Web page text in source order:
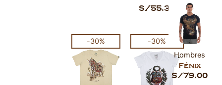
S/55.30
-30%
El
precio
original
era:
precio
actual
-30%
El
precio
era:
El
precio
actual
es:
Hombres
Fénix
S/79.00